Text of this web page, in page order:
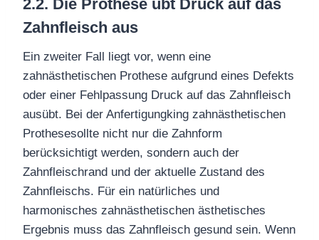
2.2. Die Prothese übt Druck auf das
Zahnfleisch aus
Ein zweiter Fall liegt vor, wenn eine
zahnästhetischen Prothese aufgrund eines Defekts
oder einer Fehlpassung Druck auf das Zahnfleisch
ausübt. Bei der Anfertigungking zahnästhetischen
Prothesesollte nicht nur die Zahnform
berücksichtigt werden, sondern auch der
Zahnfleischrand und der aktuelle Zustand des
Zahnfleischs. Für ein natürliches und
harmonisches zahnästhetischen ästhetisches
Ergebnis muss das Zahnfleisch gesund sein. Wenn